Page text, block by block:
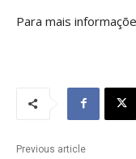
Para mais
Previous article